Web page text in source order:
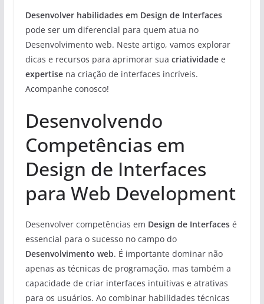
Desenvolver habilidades em Design de Interfaces
pode ser um diferencial para quem atua no
Desenvolvimento web. Neste artigo, vamos explorar
dicas e recursos para aprimorar sua criatividadee
expertisena criação de interfaces incríveis.
Acompanhe conosco!
Desenvolvendo
Competências em
Design de Interfaces
para Web Development
Desenvolver competências em Design de Interfacesé
essencial para o sucesso no campo do
Desenvolvimento web. É importante dominar não
apenas as técnicas de programação, mas também a
capacidade de criar interfaces intuitivas e atrativas
para os usuários. Ao combinar habilidades técnicas